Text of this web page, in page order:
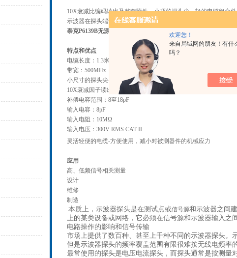
欢迎您！
来自局域网的朋友！有什
吗？
10X衰减比编码读出及整套附件。小巧的探头尖、轻的电缆组合
示波器在探头端部提供500MHz的带宽。
泰克P6139B无源电压探头
特点和优点
电缆长度：1.3米
带宽：500MHz
小尺寸的探头尖-易接入电路
10X衰减因子读出-避免读数出错，减小测量误差
补偿电容范围：8至18pF
输入电容：8pF
输入电阻：10MΩ
输入电压：300V RMS CAT II
灵活轻便的电缆-方便使用，减小对被测器件的机械应力
应用
高、低频信号相关测量
设计
维修
制造
本质上，示波器探头是在测试点或信号源和示波器之间
上的某类设备或网络，它必须在信号源和示波器输入
电路操作的影响和信号传输
市场上提供了数百种、甚至上千种不同的示波器探头。
但是示波器探头的频率覆盖范围有限很难按无线电频率
最常使用的探头是电压电流探头，而探头通常是按测量